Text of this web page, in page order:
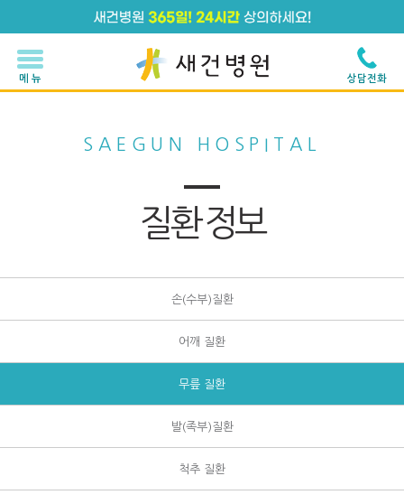
메 뉴 상담전화
SAEGUN HOSPITAL
질환 정보
손(수부)질환
어깨 질환
무릎 질환
발(족부)질환
척추 질환